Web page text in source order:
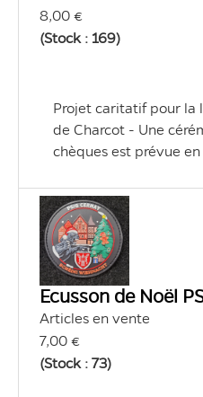
8,00 €
(Stock : 169)
Projet caritatif pour la
de Charcot - Une
chèques est prévue
Ecusson de Noël
Articles en vente
7,00 €
(Stock : 73)